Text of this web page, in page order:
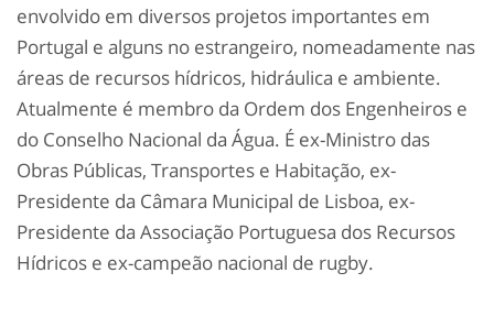
envolvido em diversos projetos importantes em
Portugal e alguns no estrangeiro, nomeadamente nas
áreas de recursos hídricos, hidráulica e ambiente.
Atualmente é membro da Ordem dos Engenheiros e
do Conselho Nacional da Água. É ex-Ministro das
Obras Públicas, Transportes e Habitação, ex-
Presidente da Câmara Municipal de Lisboa, ex-
Presidente da Associação Portuguesa dos Recursos
Hídricos e ex-campeão nacional de rugby.